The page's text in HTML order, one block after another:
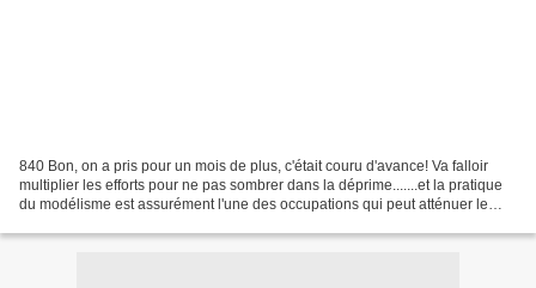
840 Bon, on a pris pour un mois de plus, c'était couru d'avance! Va falloir
multiplier les efforts pour ne pas sombrer dans la déprime.......et la pratique
du modélisme est assurément l'une des occupations qui peut atténuer le